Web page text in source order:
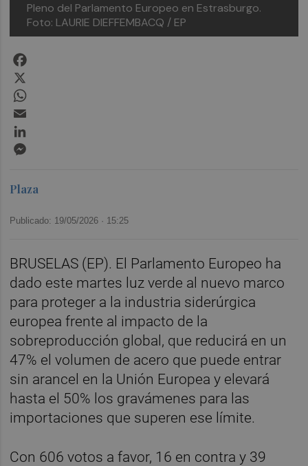
Pleno del Parlamento Europeo en Estrasburgo.
Foto: LAURIE DIEFFEMBACQ / EP
Plaza
Publicado: 19/05/2026 · 15:25
BRUSELAS (EP). El Parlamento Europeo ha
dado este martes luz verde al nuevo marco
para proteger a la industria siderúrgica
europea frente al impacto de la
sobreproducción global, que reducirá en un
47% el volumen de acero que puede entrar
sin arancel en la Unión Europea y elevará
hasta el 50% los gravámenes para las
importaciones que superen ese límite.
Con 606 votos a favor, 16 en contra y 39